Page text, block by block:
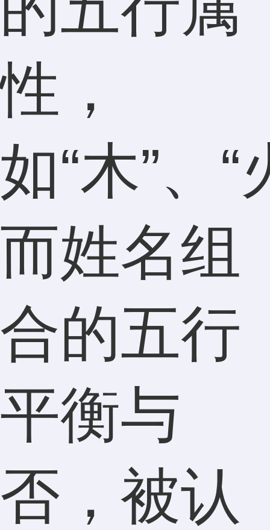
性，
如“木”、“
而姓名组
合的五行
平衡与
否，被认